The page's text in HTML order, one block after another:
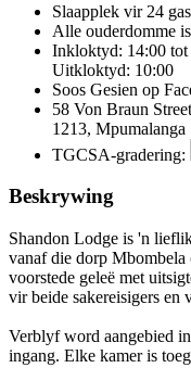
Slaapplek vir 24
Alle ouderdomme
Inkloktyd: 14:00 tot
Uitkloktyd: 10:00
Soos Gesien op
58 Von Braun
1213, Mpumalanga
TGCSA-gradering:
Beskrywing
Shandon Lodge is 'n
vanaf die dorp
voorstede geleë met
vir beide sakereisigers en
Verblyf word aangebied
ingang. Elke kamer is